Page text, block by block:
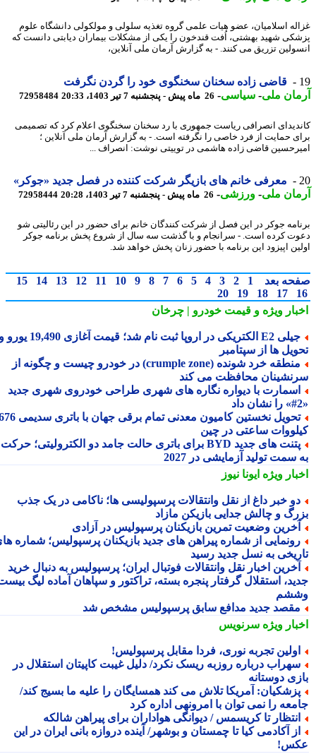
اسلامیان، عضو هیات علمی گروه تغذیه سلولی و مولکولی دانشگاه علوم
شهید بهشتی، اُفت قندخون را یکی از مشکلات بیماران دیابتی دانست که
تزریق می کنند. - به گزارش آرمان ملی آنلاین،
قاضی زاده سخنان سخنگوی خود را گردن نگرفت
ملی-سیاسی-26 ماه پیش - پنجشنبه 7 تیر 1403، 20:33 72958484
انصرافی ریاست جمهوری با رد سخنان سخنگوی اعلام کرد که تصمیمی
حمایت از فرد خاصی را نگرفته است. - به گزارش آرمان ملی آنلاین ؛
قاضی زاده هاشمی در توییتی نوشت: انصراف ...
معرفی خانم های بازیگر شرکت کننده در فصل جدید «جوکر»
ملی-ورزشی-26 ماه پیش - پنجشنبه 7 تیر 1403، 20:28 72958444
جوکر در این فصل از شرکت کنندگان خانم برای حضور در این رئالیتی شو
کرده است. - سرانجام و با گذشت سه سال از شروع پخش برنامه جوکر
اپیزود این برنامه با حضور زنان پخش خواهد شد.
بعد 1
2
3
4
5
6
7
8
9
10
11
12
13
14
15
17
18
19
20
ویژهو قیمت خودرو | چرخان
جیلی E2 الکتریکی در اروپا ثبت نام شد؛ قیمت آغازی 19,490 یورو و
ها از سپتامبر
منطقه خرد شونده (crumple zone) در خودرو چیست و چگونه از
محافظت می کند
با دیواره نگاره های شهری طراحی خودروی شهری جدید
تحویل نخستین کامیون معدنی تمام برقی جهان با باتری سدیمی 676
ساعتی در چین
پتنت های جدید BYD برای باتری حالت جامد دو الکترولیتی؛ حرکت
سمت تولید آزمایشی در 2027
ویژهایونا نیوز
خبر داغ از نقل وانتقالات پرسپولیسی ها؛ ناکامی در یک جذب
و چالش جدایی بازیکن مازاد
وضعیت تمرین بازیکنان پرسپولیس در آزادی
از شماره پیراهن های جدید بازیکنان پرسپولیس؛ شماره های
به نسل جدید رسید
اخبار نقل وانتقالات فوتبال ایران؛ پرسپولیس به دنبال خرید
استقلال گرفتار پنجره بسته، تراکتور و سپاهان آماده لیگ بیست
جدید مدافع سابق پرسپولیس مشخص شد
ویژهسرنویس
تجربه نوری، فردا مقابل پرسپولیس!
درباره روزبه ریسک نکرد/ دلیل غیبت کاپیتان استقلال در
دوستانه
آمریکا تلاش می کند همسایگان را علیه ما بسیج کند/
را نمی توان با امرونهی اداره کرد
تا کریسمس / دیوانگی هواداران برای پیراهن شالکه
آکادمی کیا تا چمستان و بوشهر/ آینده دروازه بانی ایران در این